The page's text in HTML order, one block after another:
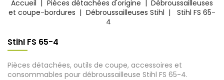
Accueil Pièces détachées d'origine
Débroussailleuses
et coupe-bordures
Débroussailleuses Stihl
Stihl FS 65-
4
Stihl FS 65-4
Pièces détachées, outils de coupe, accessoires et
consommables pour débroussailleuse Stihl FS 65-4.